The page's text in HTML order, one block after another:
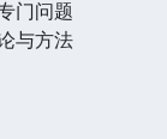
门问题
与方法